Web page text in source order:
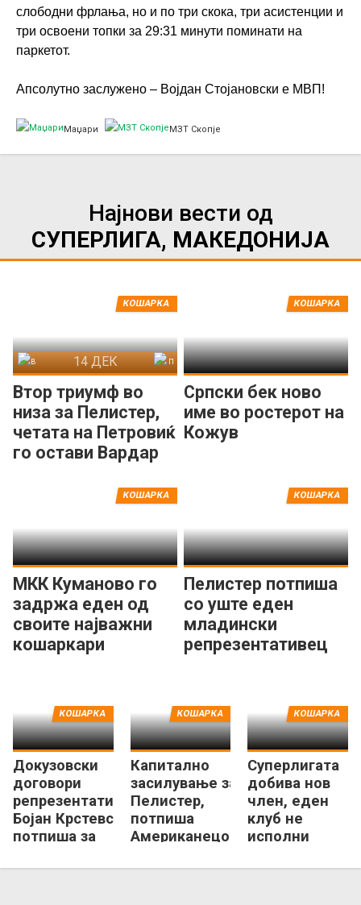
слободни фрлања, но и по три скока, три асистенции и
три освоени топки за 29:31 минути поминати на
паркетот.
Апсолутно заслужено – Војдан Стојановски е МВП!
Маџари МЗТ Скопје
Најнови вести од
СУПЕРЛИГА, МАКЕДОНИЈА
Втор триумф во
низа за Пелистер,
четата на Петровиќ
го остави Вардар
КОШАРКА
14 ДЕК
Српски бек ново
име во ростерот на
Кожув
КОШАРКА
МКК Куманово го
задржа еден од
своите најважни
кошаркари
КОШАРКА
Пелистер потпиша
со уште еден
младински
репрезентативец
КОШАРКА
Докузовски
договори
репрезентативец,
Бојан Крстевски
потпиша за
КОШАРКА
Капитално
засилување за
Пелистер,
потпиша
Американецот
КОШАРКА
Суперлигата
добива нов
член, еден
клуб не
исполни
КФМ!
КОШАРКА